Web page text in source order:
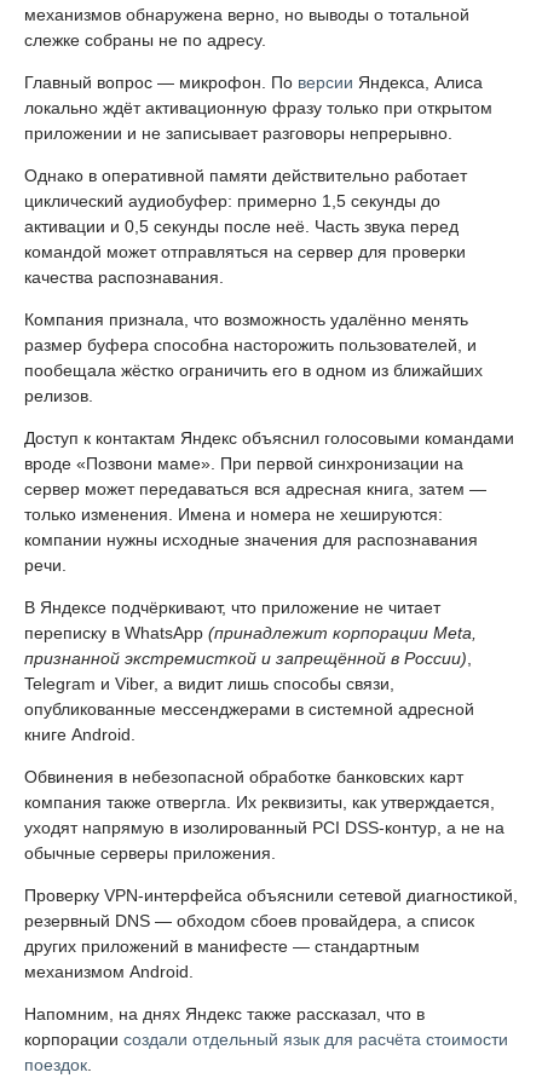
механизмов обнаружена верно, но выводы о тотальной
слежке собраны не по адресу.
Главный вопрос — микрофон. По версии Яндекса, Алиса
локально ждёт активационную фразу только при открытом
приложении и не записывает разговоры непрерывно.
Однако в оперативной памяти действительно работает
циклический аудиобуфер: примерно 1,5 секунды до
активации и 0,5 секунды после неё. Часть звука перед
командой может отправляться на сервер для проверки
качества распознавания.
Компания признала, что возможность удалённо менять
размер буфера способна насторожить пользователей, и
пообещала жёстко ограничить его в одном из ближайших
релизов.
Доступ к контактам Яндекс объяснил голосовыми командами
вроде «Позвони маме». При первой синхронизации на
сервер может передаваться вся адресная книга, затем —
только изменения. Имена и номера не хешируются:
компании нужны исходные значения для распознавания
речи.
В Яндексе подчёркивают, что приложение не читает
переписку в WhatsApp (принадлежит корпорации Meta,
признанной экстремисткой и запрещённой в России)
Telegram и Viber, а видит лишь способы связи,
опубликованные мессенджерами в системной адресной
книге Android.
Обвинения в небезопасной обработке банковских карт
компания также отвергла. Их реквизиты, как утверждается,
уходят напрямую в изолированный PCI DSS-контур, а не на
обычные серверы приложения.
Проверку VPN-интерфейса объяснили сетевой диагностикой,
резервный DNS — обходом сбоев провайдера, а список
других приложений в манифесте — стандартным
механизмом Android.
Напомним, на днях Яндекс также рассказал, что в
корпорации создали отдельный язык для расчёта стоимости
поездок